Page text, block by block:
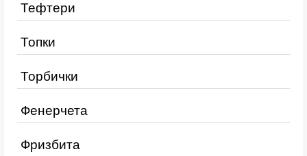
Тефтери
Топки
Торбички
Фенерчета
Фризбита